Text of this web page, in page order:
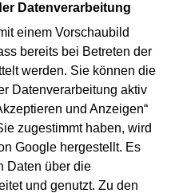
Datenverarbeitung
einem Vorschaubild
bereits bei Betreten der
werden. Sie können die
Datenverarbeitung aktiv
und Anzeigen“
zugestimmt haben, wird
Google hergestellt. Es
Daten über die
und genutzt. Zu den